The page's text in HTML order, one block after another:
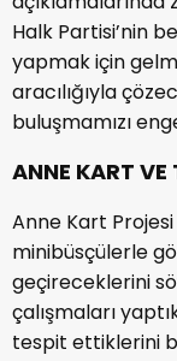
Halk Partisi’nin
yapmak için
aracılığıyla
buluşmamızı
ANNE KART VE
Anne Kart
minibüsçülerle
geçireceklerini
çalışmaları
tespit ettiklerini